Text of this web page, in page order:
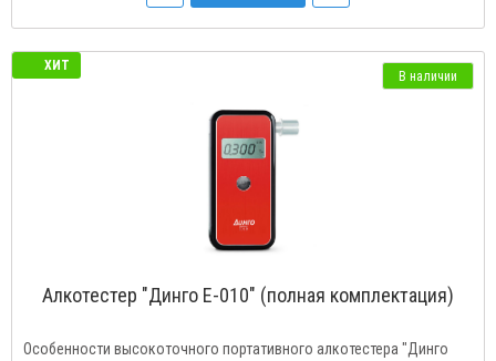
ХИТ
В наличии
Алкотестер "Динго Е-010" (полная комплектация)
Особенности высокоточного портативного алкотестера "Динго